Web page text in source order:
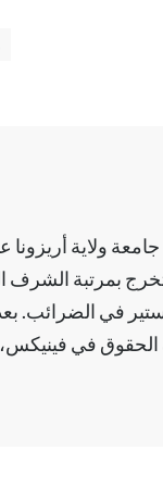
بمرتبة الشرف
في الضرائب.
الحقوق في